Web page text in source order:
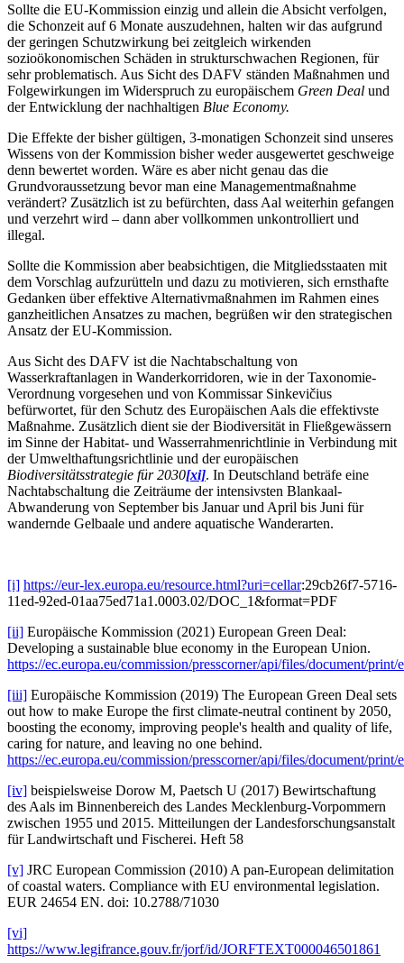
Sollte die EU-Kommission einzig und allein die Absicht verfolgen,
die Schonzeit auf 6 Monate auszudehnen, halten wir das aufgrund
der geringen Schutzwirkung bei zeitgleich wirkenden
sozioökonomischen Schäden in strukturschwachen Regionen, für
sehr problematisch. Aus Sicht des DAFV ständen Maßnahmen und
Folgewirkungen im Widerspruch zu europäischem Green Deal und
der Entwicklung der nachhaltigen Blue Economy.
Die Effekte der bisher gültigen, 3-monatigen Schonzeit sind unseres
Wissens von der Kommission bisher weder ausgewertet geschweige
denn bewertet worden. Wäre es aber nicht genau das die
Grundvoraussetzung bevor man eine Managementmaßnahme
verändert? Zusätzlich ist zu befürchten, dass Aal weiterhin gefangen
und verzehrt wird – dann aber vollkommen unkontrolliert und
illegal.
Sollte die Kommission aber beabsichtigen, die Mitgliedsstaaten mit
dem Vorschlag aufzurütteln und dazu zu motivieren, sich ernsthafte
Gedanken über effektive Alternativmaßnahmen im Rahmen eines
ganzheitlichen Ansatzes zu machen, begrüßen wir den strategischen
Ansatz der EU-Kommission.
Aus Sicht des DAFV ist die Nachtabschaltung von
Wasserkraftanlagen in Wanderkorridoren, wie in der Taxonomie-
Verordnung vorgesehen und von Kommissar Sinkevičius
befürwortet, für den Schutz des Europäischen Aals die effektivste
Maßnahme. Zusätzlich dient sie der Biodiversität in Fließgewässern
im Sinne der Habitat- und Wasserrahmenrichtlinie in Verbindung mit
der Umwelthaftungsrichtlinie und der europäischen
Biodiversitätsstrategie für 2030[xi]. In Deutschland beträfe eine
Nachtabschaltung die Zeiträume der intensivsten Blankaal-
Abwanderung von September bis Januar und April bis Juni für
wandernde Gelbaale und andere aquatische Wanderarten.
[i] https://eur-lex.europa.eu/resource.html?uri=cellar:29cb26f7-5716-
11ed-92ed-01aa75ed71a1.0003.02/DOC_1&format=PDF
[ii] Europäische Kommission (2021) European Green Deal:
Developing a sustainable blue economy in the European Union.
https://ec.europa.eu/commission/presscorner/api/files/document/
[iii] Europäische Kommission (2019) The European Green Deal sets
out how to make Europe the first climate-neutral continent by 2050,
boosting the economy, improving people's health and quality of life,
caring for nature, and leaving no one behind.
https://ec.europa.eu/commission/presscorner/api/files/document/
[iv] beispielsweise Dorow M, Paetsch U (2017) Bewirtschaftung
des Aals im Binnenbereich des Landes Mecklenburg-Vorpommern
zwischen 1955 und 2015. Mitteilungen der Landesforschungsanstalt
für Landwirtschaft und Fischerei. Heft 58
[v] JRC European Commission (2010) A pan-European delimitation
of coastal waters. Compliance with EU environmental legislation.
EUR 24654 EN. doi: 10.2788/71030
[vi]
https://www.legifrance.gouv.fr/jorf/id/JORFTEXT000046501861